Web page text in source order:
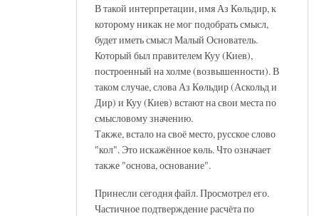
В такой интерпретации, имя Аз Көльдир, к
которому никак не мог подобрать смысл,
будет иметь смысл Малый Основатель.
Который был правителем Куу (Киев),
построенный на холме (возвышенности). В
таком случае, слова Аз Көльдир (Аскольд и
Дир) и Куу (Киев) встают на свои места по
смысловому значению.
Также, встало на своё место, русское слово
"кол". Это искажённое көль. Что означает
также "основа, основание".
Принесли сегодня файл. Просмотрел его.
Частичное подтверждение расчёта по